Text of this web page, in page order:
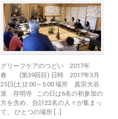
グリーフケアのつどい 2017年
春 (第39回目) 日時 2017年3月
25日(土)2:00～5:00 場所 真宗大谷
派 存明寺 この日は6名の初参加の
方を含め、合計22名の人々が集まっ
て、 ひとつの場所 […]